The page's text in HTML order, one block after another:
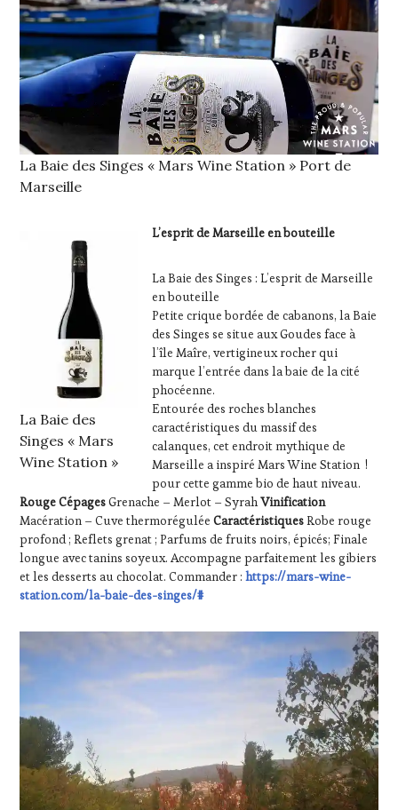
La Baie des Singes « Mars Wine Station » Port de
Marseille
La Baie des
Singes « Mars
Wine Station »
L’esprit de Marseille en bouteille
La Baie des Singes : L’esprit de Marseille
en bouteille
Petite crique bordée de cabanons, la Baie
des Singes se situe aux Goudes face à
l’île Maîre, vertigineux rocher qui
marque l’entrée dans la baie de la cité
phocéenne.
Entourée des roches blanches
caractéristiques du massif des
calanques, cet endroit mythique de
Marseille a inspiré Mars Wine Station !
pour cette gamme bio de haut niveau.
RougeCépagesGrenache – Merlot – SyrahVinification
Macération – Cuve thermoréguléeCaractéristiquesRobe rouge
profond ; Reflets grenat ; Parfums de fruits noirs, épicés; Finale
longue avec tanins soyeux. Accompagne parfaitement les gibiers
et les desserts au chocolat. Commander :https://mars-wine-
station.com/la-baie-des-singes/#